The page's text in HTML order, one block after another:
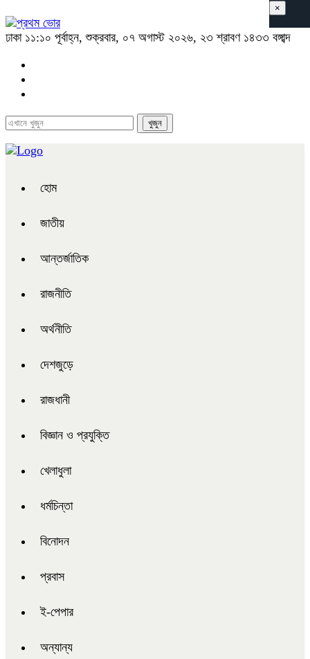
ঢাকা ১১:১০ পূর্বাহ্ন, শুক্রবার, ০৭ অগাস্ট ২০২৬, ২৩ শ্রাবণ ১৪৩৩ বঙ্গাব্দ
হোম
জাতীয়
আন্তর্জাতিক
রাজনীতি
অর্থনীতি
দেশজুড়ে
রাজধানী
বিজ্ঞান ও প্রযুক্তি
খেলাধুলা
ধর্মচিন্তা
বিনোদন
প্রবাস
ই-পেপার
অন্যান্য
×